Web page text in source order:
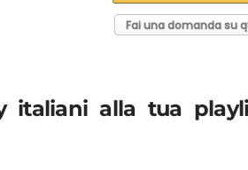
Fai una domanda su
italiani alla tua